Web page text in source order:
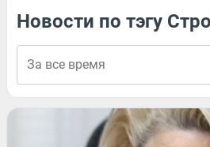
Новости по тэгу